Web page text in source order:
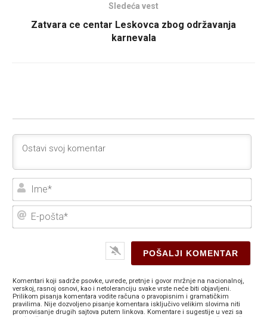
Sledeća vest
Zatvara ce centar Leskovca zbog održavanja
karnevala
E-
Komentari koji sadrže psovke, uvrede, pretnje i govor mržnje na nacionalnoj,
verskoj, rasnoj osnovi, kao i netoleranciju svake vrste neće biti objavljeni.
Prilikom pisanja komentara vodite računa o pravopisnim i gramatičkim
pravilima. Nije dozvoljeno pisanje komentara isključivo velikim slovima niti
promovisanje drugih sajtova putem linkova. Komentare i sugestije u vezi sa